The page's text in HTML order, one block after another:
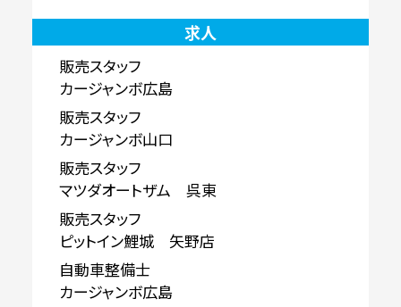
求人
販売スタッフ
カージャンボ広島
販売スタッフ
カージャンボ山口
販売スタッフ
マツダオートザム 呉東
販売スタッフ
ピットイン鯉城 矢野店
自動車整備士
カージャンボ広島